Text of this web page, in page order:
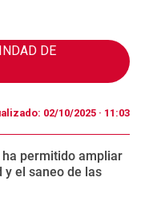
DE
02/10/2025 · 11:03
ha permitido ampliar
y el saneo de las